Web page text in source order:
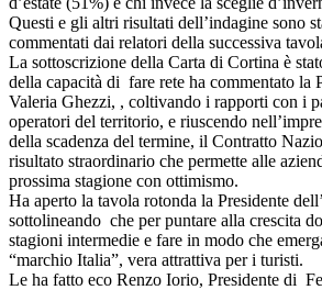
Questi e gli altri risultati dell’indagine sono
commentati dai relatori della successiva
La sottoscrizione della Carta di Cortina è
della capacità di fare rete ha commentato la
Valeria Ghezzi, , coltivando i rapporti con i
operatori del territorio, e riuscendo
della scadenza del termine, il Contratto
risultato straordinario che permette alle
prossima stagione con ottimismo.
Ha aperto la tavola rotonda la Presidente
sottolineando che per puntare alla crescita
stagioni intermedie e fare in modo che
“marchio Italia”, vera attrattiva per i turisti.
Le ha fatto eco Renzo Iorio, Presidente di